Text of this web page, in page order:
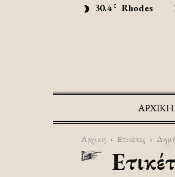
30.4 C Rhodes
ΑΡΧΙΚΉ
Αρχική Ετικέτες